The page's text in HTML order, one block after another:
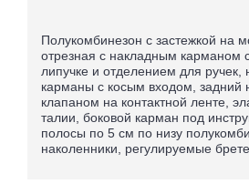
Полукомбинезон с застежкой на
отрезная с накладным карманом
липучке и отделением для ручек,
карманы с косым входом, задний
клапаном на контактной ленте,
талии, боковой карман под
полосы по 5 см по низу
наколенники, регулируемые